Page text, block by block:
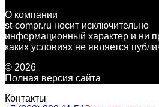
О компании
st-compr.ru носит исключительно
информационный характер и ни
каких условиях не является
© 2026
Полная версия сайта
Контакты